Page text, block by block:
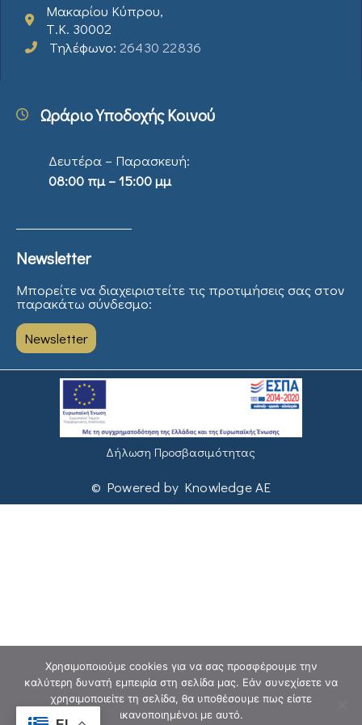
Μακαρίου Κύπρου,
Τ.Κ. 30002
Τηλέφωνο: 26430 22836
Ωράριο Υποδοχής Κοινού
Δευτέρα – Παρασκευή:
08:00 πμ – 15:00 μμ
Newsletter
Μπορείτε να διαχειριστείτε τις προτιμήσεις σας στον
παρακάτω σύνδεσμο:
Newsletter
Δήλωση Προσβασιμότητας
© Powered by Knowledge AE
Χρησιμοποιούμε cookies για να σας προσφέρουμε την
καλύτερη δυνατή εμπειρία στη σελίδα μας. Εάν συνεχίσετε να
χρησιμοποιείτε τη σελίδα, θα υποθέσουμε πως είστε
ικανοποιημένοι με αυτό.